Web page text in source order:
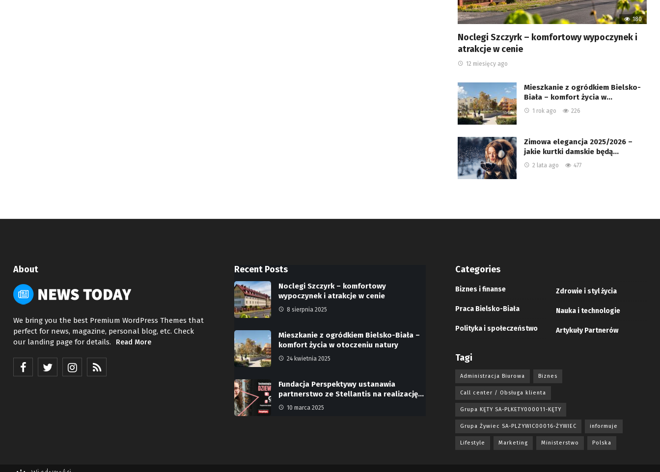
180
Noclegi Szczyrk – komfortowy wypoczynek i
atrakcje w cenie
12 miesięcy ago
Mieszkanie z ogródkiem Bielsko-
Biała – komfort życia w…
1 rok ago 226
Zimowa elegancja 2025/2026 –
jakie kurtki damskie będą…
2 lata ago 477
About
We bring you the best Premium WordPress Themes that
perfect for news, magazine, personal blog, etc. Check
our landing page for details.
Read More
Recent Posts
Noclegi Szczyrk – komfortowy
wypoczynek i atrakcje w cenie
8 sierpnia 2025
Mieszkanie z ogródkiem Bielsko-Biała –
komfort życia w otoczeniu natury
24 kwietnia 2025
Fundacja Perspektywy ustanawia
partnerstwo ze Stellantis na realizację…
10 marca 2025
Categories
Biznes i finanse
Praca Bielsko-Biała
Polityka i społeczeństwo
Zdrowie i styl życia
Nauka i technologie
Artykuły Partnerów
Tagi
Administracja Biurowa Biznes
Call center / Obsługa klienta
Grupa KĘTY SA-PLKETY000011-KĘTY
Grupa Żywiec SA-PLZYWIC00016-ŻYWIEC informuje
Lifestyle Marketing Ministerstwo Polska